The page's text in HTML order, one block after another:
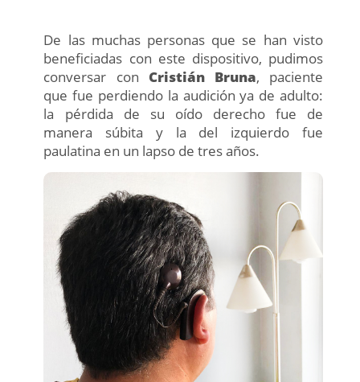
De las muchas personas que se han visto
beneficiadas con este dispositivo, pudimos
conversar con Cristián Bruna, paciente
que fue perdiendo la audición ya de adulto:
la pérdida de su oído derecho fue de
manera súbita y la del izquierdo fue
paulatina en un lapso de tres años.